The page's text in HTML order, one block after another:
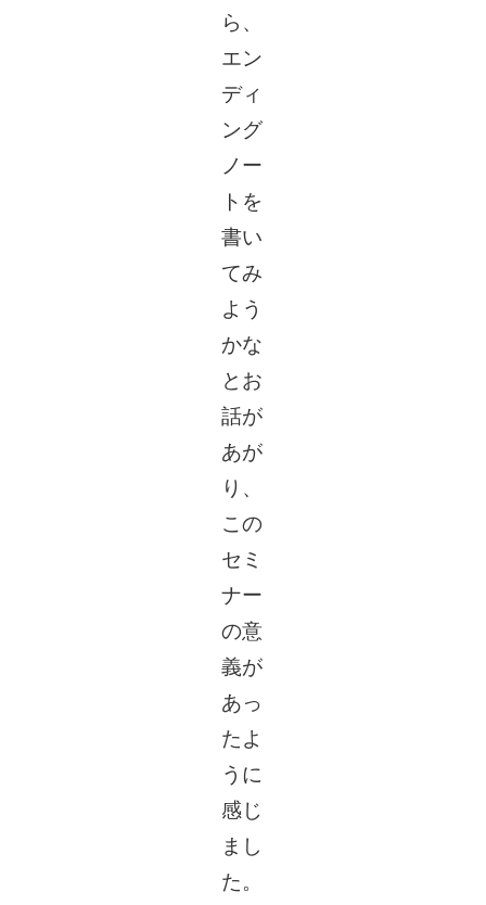
ら、
エン
ディ
ング
ノー
トを
書い
てみ
よう
かな
とお
話が
あが
り、
この
セミ
ナー
の意
義が
あっ
たよ
うに
感じ
まし
た。